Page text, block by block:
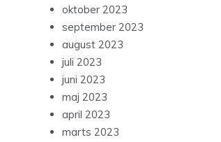
oktober 2023
september 2023
august 2023
juli 2023
juni 2023
maj 2023
april 2023
marts 2023